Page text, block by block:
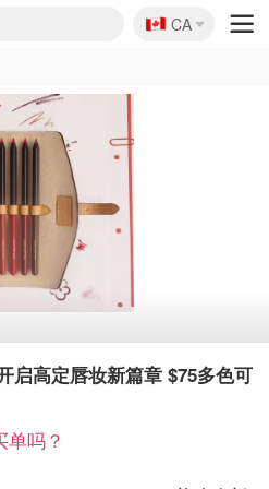
🇨🇦
CA
启高定唇妆新篇章 $75多色可
单吗？